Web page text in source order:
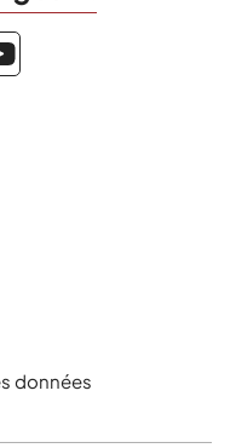
données